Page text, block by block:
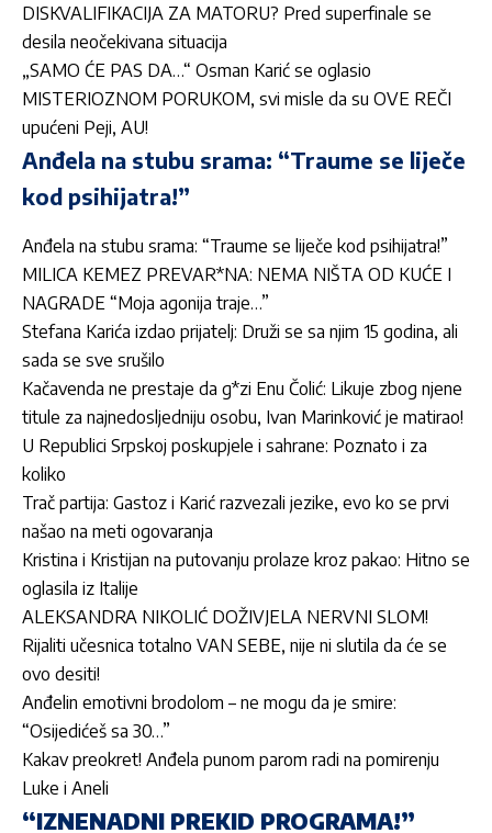
DISKVALIFIKACIJA ZA MATORU? Pred superfinale se
desila neočekivana situacija
„SAMO ĆE PAS DA…“ Osman Karić se oglasio
MISTERIOZNOM PORUKOM, svi misle da su OVE REČI
upućeni Peji, AU!
Anđela na stubu srama: “Traume se liječe
kod psihijatra!”
Anđela na stubu srama: “Traume se liječe kod psihijatra!”
MILICA KEMEZ PREVAR*NA: NEMA NIŠTA OD KUĆE I
NAGRADE “Moja agonija traje…”
Stefana Karića izdao prijatelj: Druži se sa njim 15 godina, ali
sada se sve srušilo
Kačavenda ne prestaje da g*zi Enu Čolić: Likuje zbog njene
titule za najnedosljedniju osobu, Ivan Marinković je matirao!
U Republici Srpskoj poskupjele i sahrane: Poznato i za
koliko
Trač partija: Gastoz i Karić razvezali jezike, evo ko se prvi
našao na meti ogovaranja
Kristina i Kristijan na putovanju prolaze kroz pakao: Hitno se
oglasila iz Italije
ALEKSANDRA NIKOLIĆ DOŽIVJELA NERVNI SLOM!
Rijaliti učesnica totalno VAN SEBE, nije ni slutila da će se
ovo desiti!
Anđelin emotivni brodolom – ne mogu da je smire:
“Osijedićeš sa 30…”
Kakav preokret! Anđela punom parom radi na pomirenju
Luke i Aneli
“IZNENADNI PREKID PROGRAMA!”